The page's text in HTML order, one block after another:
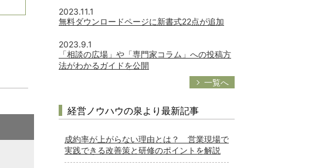
2023.11.1
無料ダウンロードページに新書式22点が追加
2023.9.1
「相談の広場」や「専門家コラム」への投稿方
法がわかるガイドを公開
一覧へ
経営ノウハウの泉より最新記事
成約率が上がらない理由とは？ 営業現場で
実践できる改善策と研修のポイントを解説